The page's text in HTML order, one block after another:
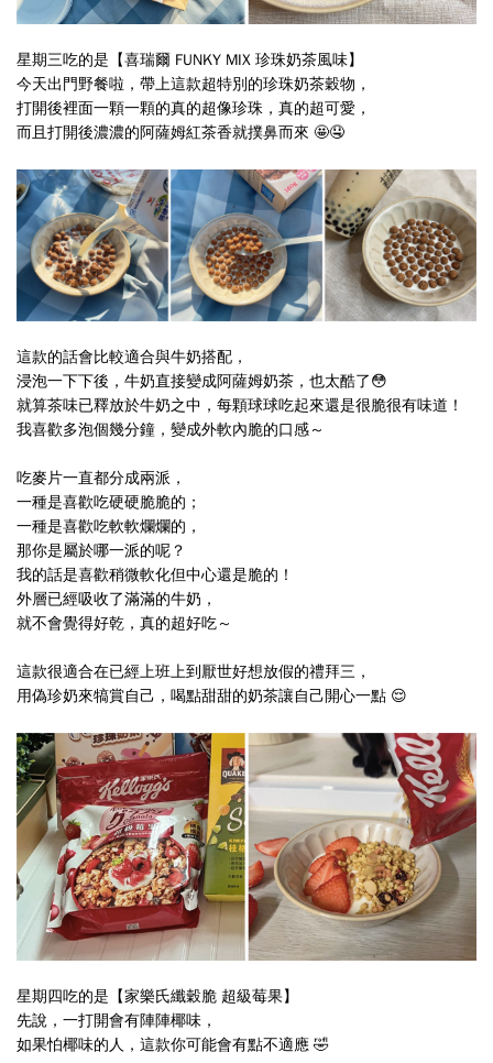
星期三吃的是 【喜瑞爾 FUNKY MIX 珍珠奶茶風味】
今天出門野餐啦，帶上這款超特別的珍珠奶茶穀物，
打開後裡面一顆一顆的真的超像珍珠，真的超可愛，
而且打開後濃濃的阿薩姆紅茶香就撲鼻而來 🤩🤤
這款的話會比較適合與牛奶搭配，
浸泡一下下後，牛奶直接變成阿薩姆奶茶，也太酷了😳
就算茶味已釋放於牛奶之中，每顆球球吃起來還是很脆很有味道！
我喜歡多泡個幾分鐘，變成外軟內脆的口感～
吃麥片一直都分成兩派，
一種是喜歡吃硬硬脆脆的；
一種是喜歡吃軟軟爛爛的，
那你是屬於哪一派的呢？
我的話是喜歡稍微軟化但中心還是脆的！
外層已經吸收了滿滿的牛奶，
就不會覺得好乾，真的超好吃～
這款很適合在已經上班上到厭世好想放假的禮拜三，
用偽珍奶來犒賞自己，喝點甜甜的奶茶讓自己開心一點 😌
星期四吃的是 【家樂氏纖穀脆 超級莓果】
先說，一打開會有陣陣椰味，
如果怕椰味的人，這款你可能會有點不適應 🤣